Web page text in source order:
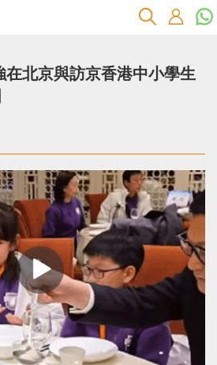
在北京與訪京香港中小學生